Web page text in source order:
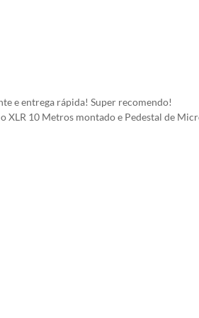
e entrega rápida! Super recomendo!
XLR 10 Metros montado e Pedestal de